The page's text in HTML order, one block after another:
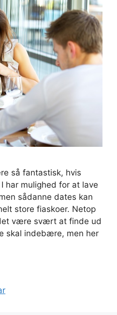
så fantastisk, hvis
har mulighed for at lave
sådanne dates kan
store fiaskoer. Netop
være svært at finde ud
skal indebære, men her